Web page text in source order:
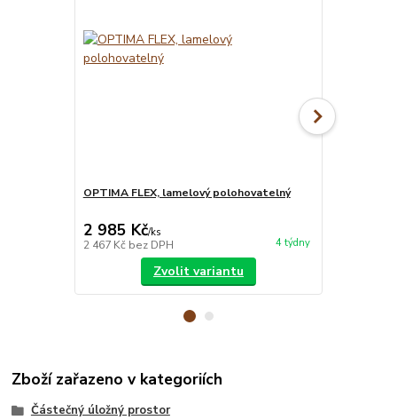
OPTIMA FLEX, lamelový polohovatelný
2 985 Kč/ks
2 467 Kč bez DPH 4 týdny
Zvolit variantu
Zboží zařazeno v kategoriích
Částečný úložný prostor